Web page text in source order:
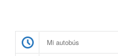
Mi autobús